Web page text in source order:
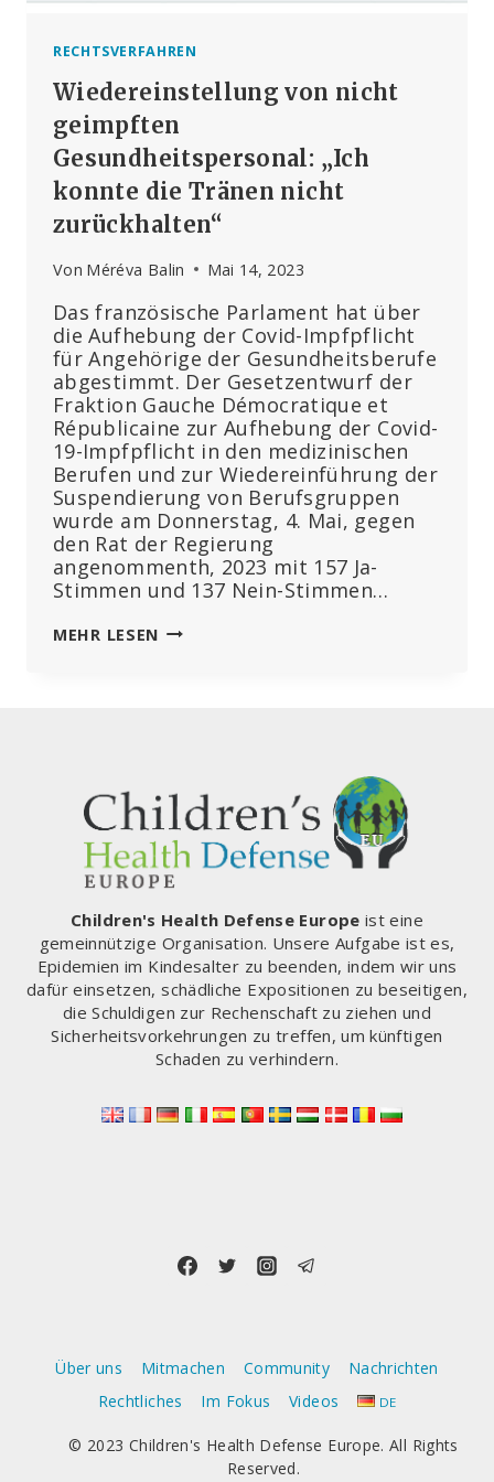
RECHTSVERFAHREN
Wiedereinstellung von nicht
geimpften
Gesundheitspersonal: „Ich
konnte die Tränen nicht
zurückhalten“
Von Méréva Balin Mai 14, 2023
Das französische Parlament hat über
die Aufhebung der Covid-Impfpflicht
für Angehörige der Gesundheitsberufe
abgestimmt. Der Gesetzentwurf der
Fraktion Gauche Démocratique et
Républicaine zur Aufhebung der Covid-
19-Impfpflicht in den medizinischen
Berufen und zur Wiedereinführung der
Suspendierung von Berufsgruppen
wurde am Donnerstag, 4. Mai, gegen
den Rat der Regierung
angenommenth, 2023 mit 157 Ja-
Stimmen und 137 Nein-Stimmen…
MEHR LESEN WIEDEREINSTELLUNG
DIE
TRÄNEN
NICHT
ZURÜCKHALTEN“
Children's Health Defense Europe ist eine
gemeinnützige Organisation. Unsere Aufgabe ist es,
Epidemien im Kindesalter zu beenden, indem wir uns
dafür einsetzen, schädliche Expositionen zu beseitigen,
die Schuldigen zur Rechenschaft zu ziehen und
Sicherheitsvorkehrungen zu treffen, um künftigen
Schaden zu verhindern.
Über uns Mitmachen Community
Nachrichten
Rechtliches
Im Fokus Videos DE
© 2023 Children's Health Defense Europe. All Rights
Reserved.